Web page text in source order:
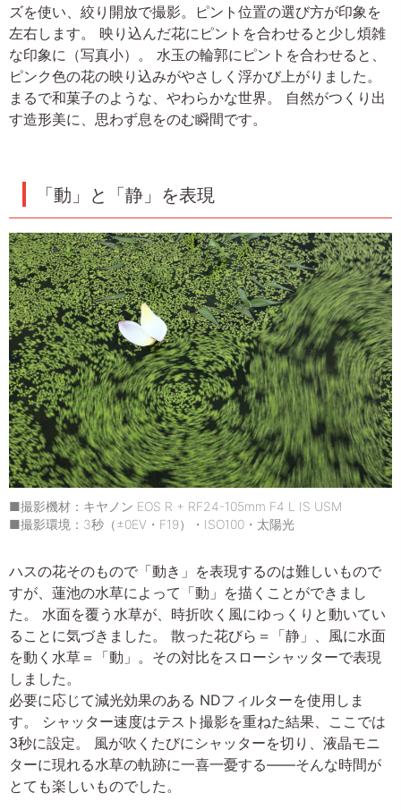
ズを使い、絞り開放で撮影。ピント位置の選び方が印象を
左右します。 映り込んだ花にピントを合わせると少し煩雑
な印象に（写真小）。 水玉の輪郭にピントを合わせると、
ピンク色の花の映り込みがやさしく浮かび上がりました。
まるで和菓子のような、やわらかな世界。 自然がつくり出
す造形美に、思わず息をのむ瞬間です。
「動」と「静」を表現
■撮影機材：キヤノン EOS R + RF24-105mm F4 L IS USM
■撮影環境：3秒（±0EV・F19）・ISO100・太陽光
ハスの花そのもので「動き」を表現するのは難しいもので
すが、蓮池の水草によって「動」を描くことができまし
た。 水面を覆う水草が、時折吹く風にゆっくりと動いてい
ることに気づきました。 散った花びら＝「静」、風に水面
を動く水草＝「動」。その対比をスローシャッターで表現
しました。
必要に応じて減光効果のある NDフィルターを使用しま
す。 シャッター速度はテスト撮影を重ねた結果、ここでは
3秒に設定。 風が吹くたびにシャッターを切り、液晶モニ
ターに現れる水草の軌跡に一喜一憂する――そんな時間が
とても楽しいものでした。